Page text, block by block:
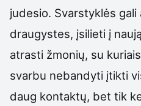
judesio. Svarstyklės gali
draugystes, įsilieti į
atrasti žmonių, su
svarbu nebandyti įtikti
daug kontaktų, bet tik